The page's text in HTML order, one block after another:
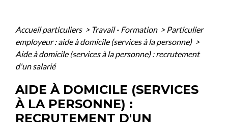
Accueil particuliers > Travail - Formation > Particulier
employeur : aide à domicile (services à la personne) >
Aide à domicile (services à la personne) : recrutement
d'un salarié
AIDE À DOMICILE (SERVICES
À LA PERSONNE) :
RECRUTEMENT D'UN